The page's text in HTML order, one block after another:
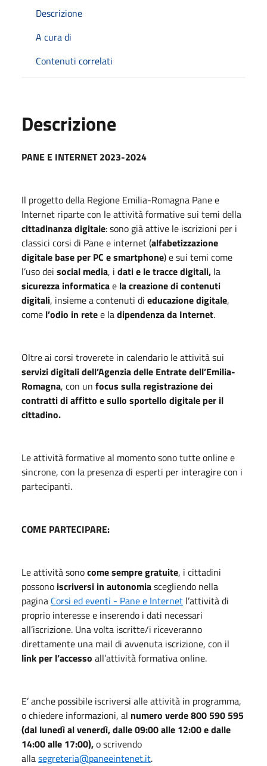
Descrizione
A cura di
Contenuti correlati
Descrizione
PANE E INTERNET 2023-2024
Il progetto della Regione Emilia-Romagna Pane e
Internet riparte con le attività formative sui temi della
cittadinanza digitale: sono già attive le iscrizioni per i
classici corsi di Pane e internet (alfabetizzazione
digitale base per PC e smartphone) e sui temi come
l’uso dei social media, i dati e le tracce digitali, la
sicurezza informaticae la creazione di contenuti
digitali, insieme a contenuti di educazione digitale,
come l’odio in retee ladipendenza da Internet.
Oltre ai corsi troverete in calendario le attività sui
servizi digitali dell’Agenzia delle Entrate dell’Emilia-
Romagna, con un focus sulla registrazione dei
contratti di affitto e sullo sportello digitale per il
cittadino.
Le attività formative al momento sono tutte online e
sincrone, con la presenza di esperti per interagire con i
partecipanti.
COME PARTECIPARE:
Le attività sonocome sempre gratuite, i cittadini
possono iscriversi in autonomiascegliendo nella
pagina Corsi ed eventi - Pane e Internet l’attività di
proprio interesse e inserendo i dati necessari
all’iscrizione. Una volta iscritte/i riceveranno
direttamente una mail di avvenuta iscrizione, con il
link per l’accesso all’attività formativa online.
E’ anche possibile iscriversi alle attività in programma,
o chiedere informazioni, al numero verde 800 590 595
(dal lunedì al venerdì, dalle 09:00 alle 12:00 e dalle
14:00 alle 17:00),o scrivendo
allasegreteria@paneeintenet.it.